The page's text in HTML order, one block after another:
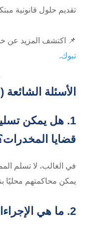
تقديم حلول قانونية
📌 اكتشف المزيد عن
تبوك.
الأسئلة الشائعة (FAQ)
1. هل يمكن
قضايا
في الغالب، لا تسلم
يمكن محاكمتهم محليًا
2. ما هي الإجراءات القانونية لتسليم المتهم؟